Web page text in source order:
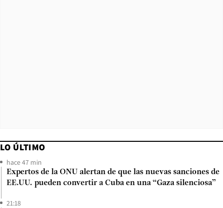
LO ÚLTIMO
hace 47 min
Expertos de la ONU alertan de que las nuevas sanciones de
EE.UU. pueden convertir a Cuba en una “Gaza silenciosa”
21:18